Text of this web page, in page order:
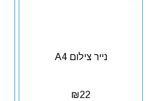
נייר צילום A4
₪22